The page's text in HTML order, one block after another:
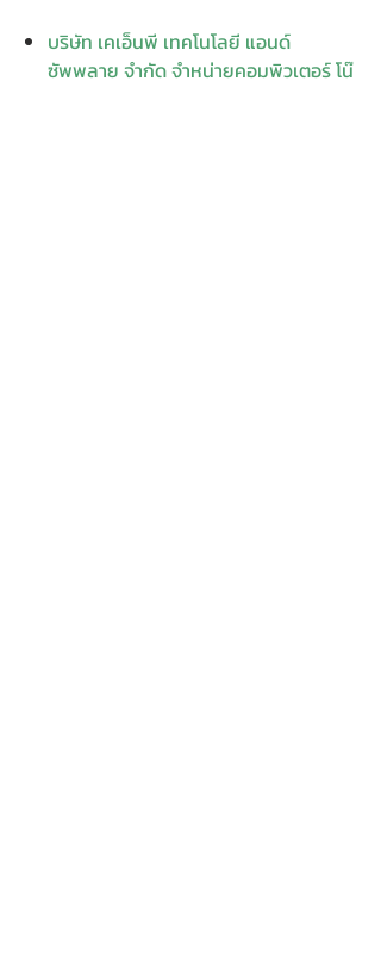
บริษัท เคเอ็นพี เทคโนโลยี แอนด์
ซัพพลาย จำกัด จำหน่ายคอมพิวเตอร์ โน๊